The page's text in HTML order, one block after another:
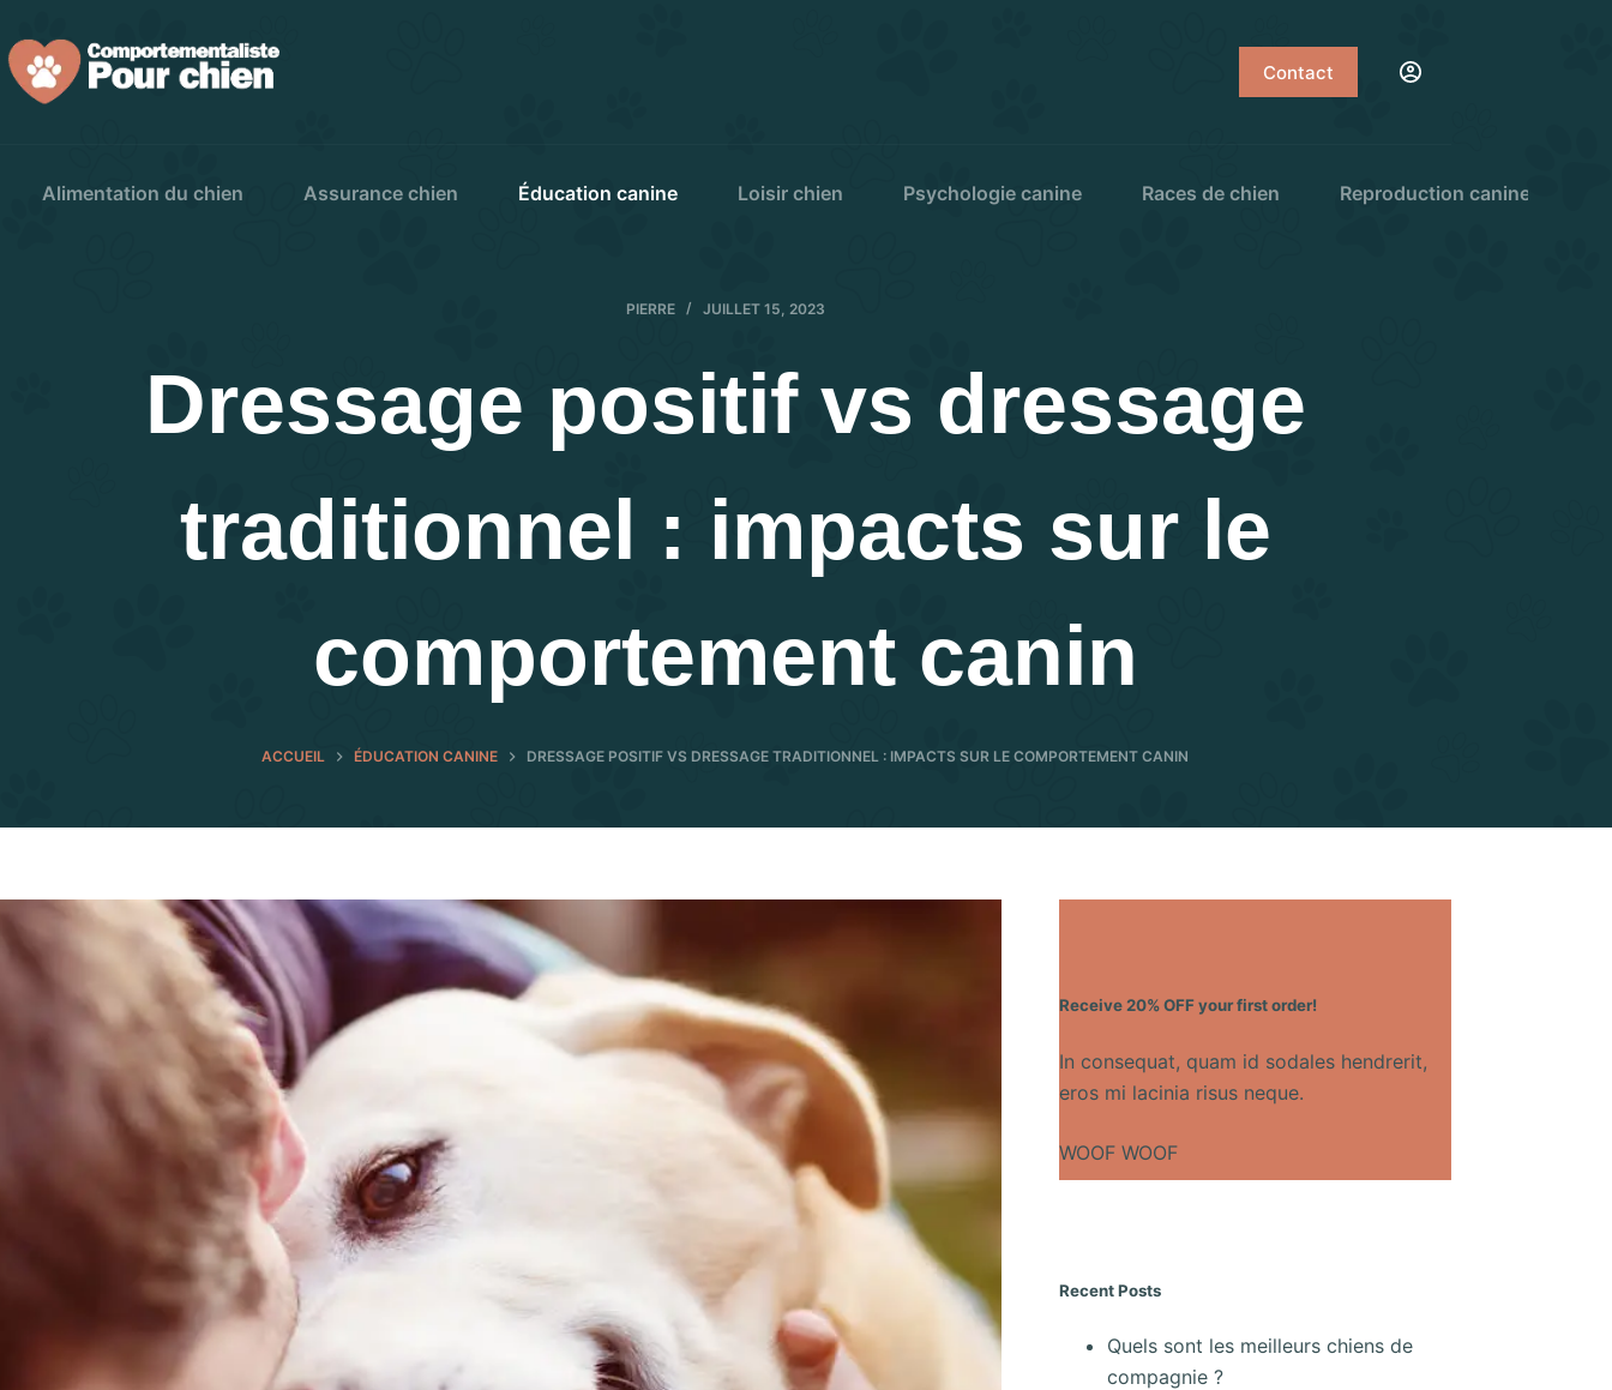
au
contenu
Contact
Alimentation du chien Assurance chien Éducation canine Loisir chien Psychologie canine Races de chien Reproduction canine
PIERRE JUILLET 15, 2023
Dressage positif vs dressage
traditionnel : impacts sur le
comportement canin
ACCUEIL ÉDUCATION CANINE DRESSAGE POSITIF VS DRESSAGE TRADITIONNEL : IMPACTS SUR LE COMPORTEMENT CANIN
Receive 20% OFF your first order!
In consequat, quam id sodales hendrerit,
eros mi lacinia risus neque.
WOOF WOOF
Recent Posts
Quels sont les meilleurs chiens de
compagnie ?